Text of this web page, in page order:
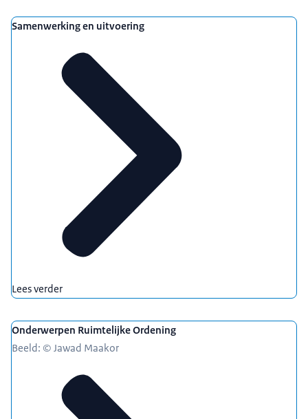
Samenwerking en uitvoering
Lees verder
Onderwerpen Ruimtelijke Ordening
Beeld: © Jawad Maakor